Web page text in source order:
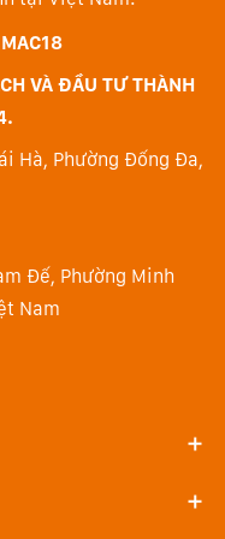
quay đều yêu cầu
được đặt thuận
ảnh, người dùng
sang tốc độ
VÀ ĐẦU TƯ THÀNH
Hà, Phường Đống Đa,
Đế, Phường Minh
Nam